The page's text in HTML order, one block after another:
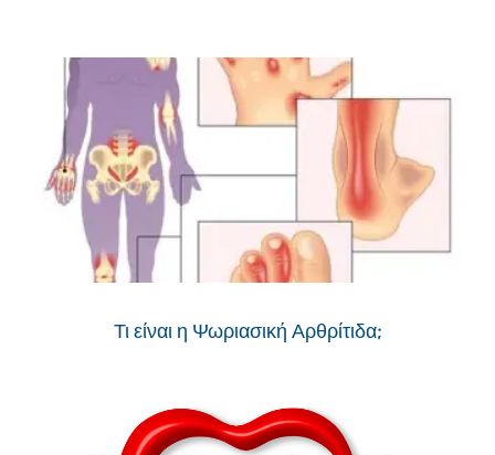
Τι είναι η Ψωριασική Αρθρίτιδα;